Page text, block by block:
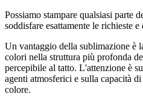
Possiamo stampare qualsiasi parte
soddisfare esattamente le richieste
Un vantaggio della sublimazione è
colori nella struttura più profonda
percepibile al tatto. L'attenzione è
agenti atmosferici e sulla capacità
colore.